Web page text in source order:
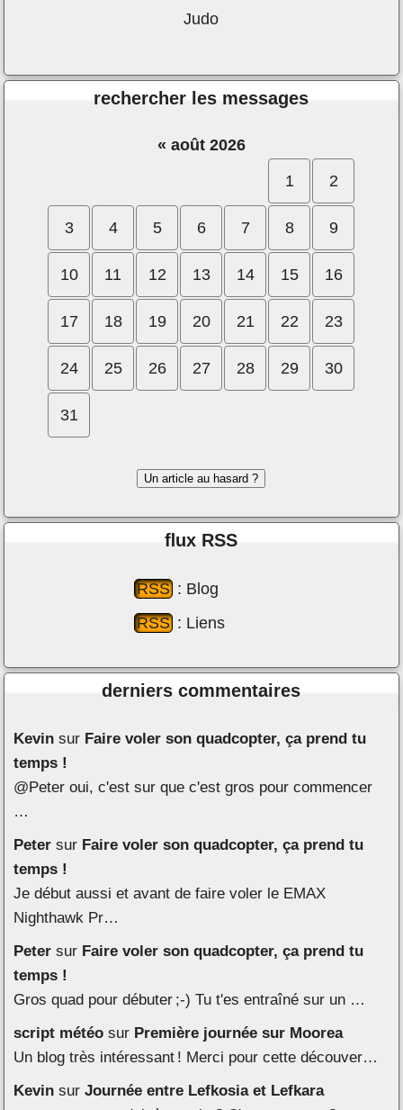
Judo
rechercher les messages
« août 2026
1
2
3 4 5 6 7 8 9
10 11 12 13 14 15 16
17 18 19 20 21 22 23
24 25 26 27 28 29 30
31
Un article au hasard ?
ﬂux RSS
RSS: Blog
RSS: Liens
derniers commentaires
Kevin sur Faire voler son quadcopter, ça prend tu
temps !
@Peter oui, c'est sur que c'est gros pour commencer
…
Peter sur Faire voler son quadcopter, ça prend tu
temps !
Je début aussi et avant de faire voler le EMAX
Nighthawk Pr…
Peter sur Faire voler son quadcopter, ça prend tu
temps !
Gros quad pour débuter ;-) Tu t'es entraîné sur un …
script météo sur Première journée sur Moorea
Un blog très intéressant ! Merci pour cette découver…
Kevin surJournée entre Lefkosia et Lefkara